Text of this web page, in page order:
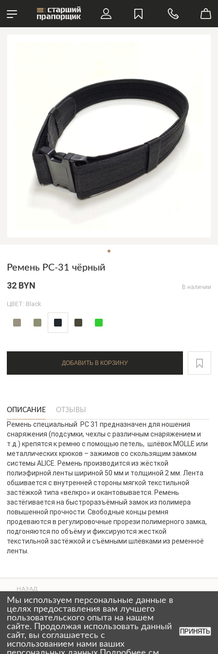
Ремень РС-31 чёрный
32 BYN В наличии
ЦВЕТ: Black
ДОБАВИТЬ В КОРЗИНУ
ОПИСАНИЕ ОТЗЫВЫ
Ремень специальный РС 31 предназначен для ношения
снаряжения (подсумки, чехлы с различным снаряжением и
т.д.) крепятся к ремню с помощью петель, шлёвок MOLLE или
металлических крюков – зажимов со скользящим замком
системы АLICE. Ремень производится из жёсткой
полиэфирной ленты шириной 50 мм и толщиной 2 мм. Лента
обшивается с внутренней стороны мягкой текстильной
застёжкой типа «велкро» и окантовывается. Ремень
застёгивается на быстроразъёмный замок из полимера
повышенной прочности. Свободные концы ремня
продеваются в регулировочные прорези полимерного замка,
подгоняются по объёму и фиксируются жесткой
текстильной застёжкой и съёмными шлёвками из ременноё
ленты.
НАЗАД
СТРАНИЦЫ
Мы используем персональные данные в
целях предоставления вам лучшего
пользовательского опыта на нашем
сайте. Продолжая использовать данный
сайт, вы соглашаетесь с
использованием нами ваших
ПРИНЯТЬ